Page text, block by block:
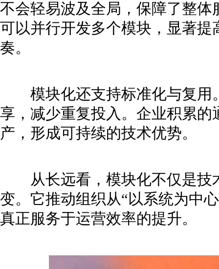
不会轻易波及全局，保障了整
可以并行开发多个模块，显著
奏。
模块化还支持标准化与复用
享，减少重复投入。企业积累
产，形成可持续的技术优势。
从长远看，模块化不仅是技
变。它推动组织从“以系统为中
真正服务于运营效率的提升。